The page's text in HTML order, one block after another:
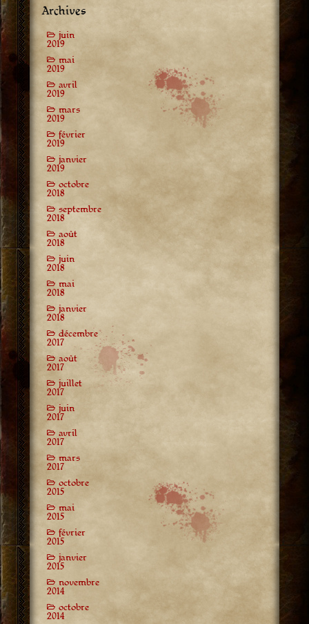
Archives
juin
2019
mai
2019
avril
2019
mars
2019
février
2019
janvier
2019
octobre
2018
septembre
2018
août
2018
juin
2018
mai
2018
janvier
2018
décembre
2017
août
2017
juillet
2017
juin
2017
avril
2017
mars
2017
octobre
2015
mai
2015
février
2015
janvier
2015
novembre
2014
octobre
2014